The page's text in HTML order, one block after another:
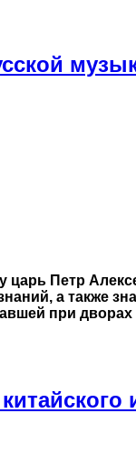
царь Петр
а также
при